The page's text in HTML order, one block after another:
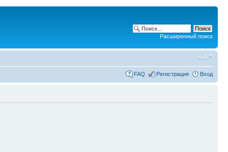
Расширенный поиск
FAQ Регистрация Вход